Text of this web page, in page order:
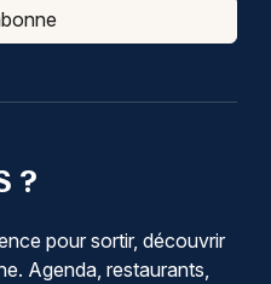
?
pour sortir, découvrir
Agenda, restaurants,